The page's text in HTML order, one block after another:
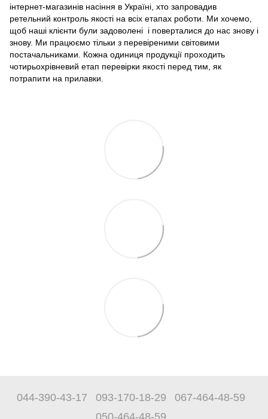
інтернет-магазинів насіння в Україні, хто запровадив
ретельний контроль якості на всіх етапах роботи. Ми хочемо,
щоб наші клієнти були задоволені і поверталися до нас знову і
знову. Ми працюємо тільки з перевіреними світовими
постачальниками. Кожна одиниця продукції проходить
чотирьохрівневий етап перевірки якості перед тим, як
потрапити на прилавки.
044-390-43-17 093-170-18-29
067-464-48-59
050-464-48-59